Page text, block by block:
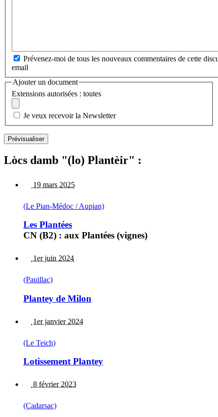
Prévenez-moi de tous les nouveaux commentaires de cette
email
Ajouter un document
Extensions autorisées : toutes
Je veux recevoir la Newsletter
Lòcs damb "(lo) Plantèir" :
19 mars 2025
(Le Pian-Médoc / Aupian)
Les Plantées
CN (B2) : aux Plantées (vignes)
1er juin 2024
(Pauillac)
Plantey de Milon
1er janvier 2024
(Le Teich)
Lotissement Plantey
8 février 2023
(Cadarsac)